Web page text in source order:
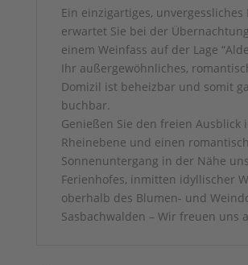
Ein einzigartiges, unvergessliches
erwartet Sie bei der
einem Weinfass auf der Lage
Ihr außergewöhnliches,
Domizil ist beheizbar und somit
buchbar.
Genießen Sie den freien Ausblick
Rheinebene und einen
Sonnenuntergang in der Nähe
Ferienhofes, inmitten idyllischer
oberhalb des Blumen- und
Sasbachwalden – Wir freuen uns